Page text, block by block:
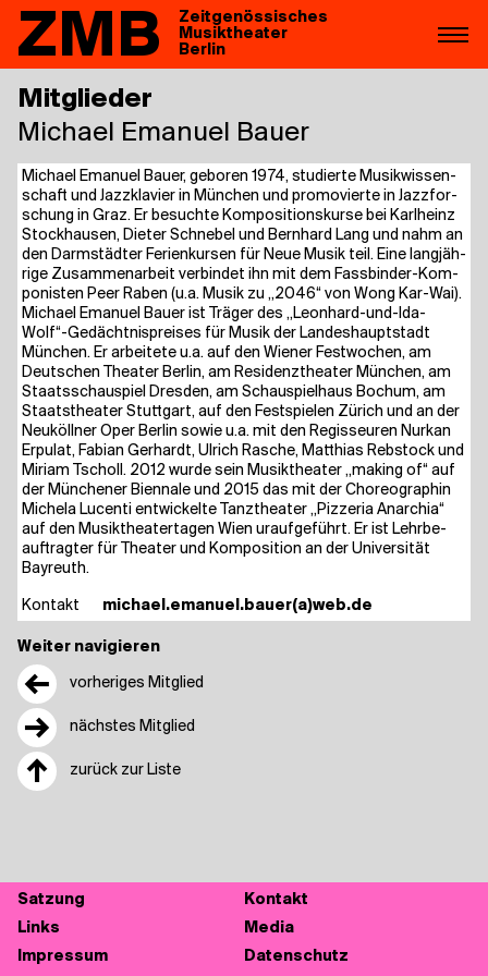
ZMB
Zeitgenössisches
Musiktheater
Berlin
Weiter navigieren
← vorheriges Mitglied
→ nächstes Mitglied
↑ zurück zur Liste
Mitglieder
Micha­el Ema­nu­el Bauer
Micha­el Ema­nu­el Bau­er, gebo­ren 1974, stu­dier­te Musik­wis­sen­
schaft und Jazz­kla­vier in Mün­chen und pro­mo­vier­te in Jazz­for­
schung in Graz. Er besuch­te Kom­po­si­ti­ons­kur­se bei Karl­heinz
Stock­hausen, Die­ter Schne­bel und Bern­hard Lang und nahm an
den Darm­städ­ter Feri­en­kur­sen für Neue Musik teil. Eine lang­jäh­
ri­ge Zusam­men­ar­beit ver­bin­det ihn mit dem Fass­bin­der-Kom­
po­nis­ten Peer Raben (u.a. Musik zu „2046“ von Wong Kar-Wai).
Micha­el Ema­nu­el Bau­er ist Trä­ger des „Leonhard-und-Ida-
Wolf“-Gedächtnispreises für Musik der Lan­des­haupt­stadt
Mün­chen. Er arbei­te­te u.a. auf den Wie­ner Fest­wo­chen, am
Deut­schen Thea­ter Ber­lin, am Resi­denz­thea­ter Mün­chen, am
Staats­schau­spiel Dres­den, am Schau­spiel­haus Bochum, am
Staats­thea­ter Stutt­gart, auf den Fest­spie­len Zürich und an der
Neu­köll­ner Oper Ber­lin sowie u.a. mit den Regis­seu­ren Nur­kan
Erpu­lat, Fabi­an Ger­hardt, Ulrich Rasche, Mat­thi­as Reb­stock und
Miri­am Tscholl. 2012 wur­de sein Musik­thea­ter „making of“ auf
der Mün­che­ner Bien­na­le und 2015 das mit der Cho­reo­gra­phin
Miche­la Lucen­ti ent­wi­ckel­te Tanz­thea­ter „Piz­ze­ria Anar­chia“
auf den Musik­thea­ter­ta­gen Wien urauf­ge­führt. Er ist Lehr­be­
auf­trag­ter für Thea­ter und Kom­po­si­ti­on an der Uni­ver­si­tät
Bayreuth.
Kon­takt michael.emanuel.bauer(a)web.de
Sat­zung
Kon­takt
Links
Media
Impres­sum
Daten­schutz